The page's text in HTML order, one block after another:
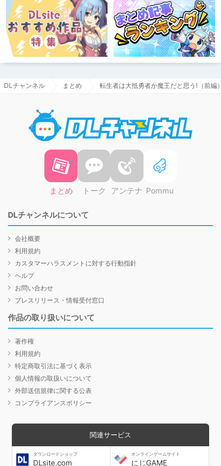
DLチャンネル まとめ 転生者は大抵勇者か魔王だと思う!（前編
まとめ トーク アンテナ Pommu
DLチャンネルについて
会社概要
利用規約
カスタマーハラスメントに対する行動指針
ヘルプ
お問い合わせ
プレスリリース・情報受付窓口
作品の取り扱いについて
著作権
利用規約
特定商取引法に基づく表示
個人情報の取扱いについて
外部送信規律に関する公表
コンプライアンスポリシー
関連サービス
ダウンロードショップ
DLsite.com
オンラインゲームサイト
にじGAME